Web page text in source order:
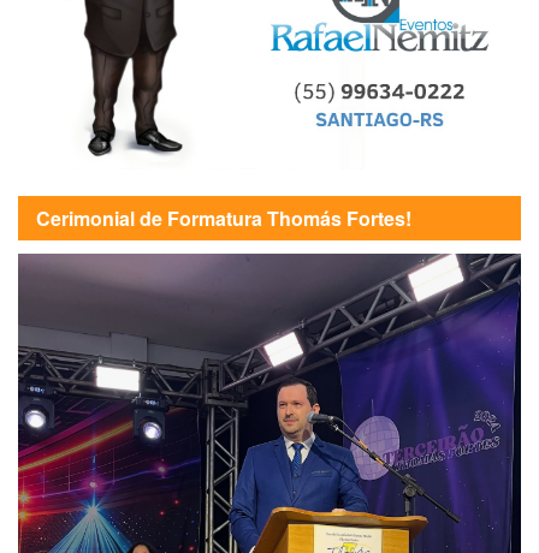
Cerimonial de Formatura Thomás Fortes!